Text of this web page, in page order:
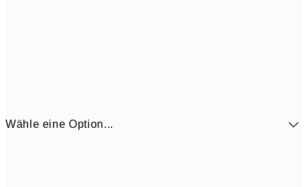
Wähle eine Option...